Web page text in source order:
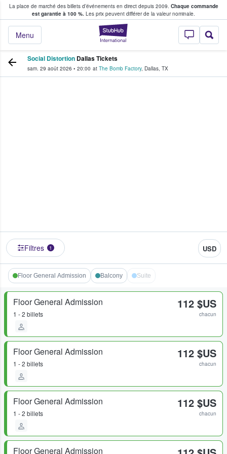
La place de marché des billets d’événements en direct depuis 2009. Chaque commande
est garantie à 100 %. Les prix peuvent différer de la valeur nominale.
StubHub - Où
Menu
fans achètent et vendent des billets
Social Distortion Dallas Tickets
sam. 29 août 2026 • 20:00 at The Bomb Factory, Dallas, TX
Filtres 1 USD
Floor General Admission Balcony Suite
Floor General Admission
1 - 2 billets
112 $US
chacun
Floor General Admission
1 - 2 billets
112 $US
chacun
Floor General Admission
1 - 2 billets
112 $US
chacun
Floor General Admission